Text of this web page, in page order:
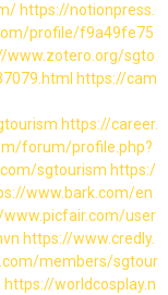
https://notionpress.
profile/f9a49fe75
www.zotero.org/sgto
https://cam
https://career.
forum/profile.php?
sgtourism https:/
www.bark.com/en
www.picfair.com/user
https://www.credly.
members/sgtour
https://worldcosplay.n